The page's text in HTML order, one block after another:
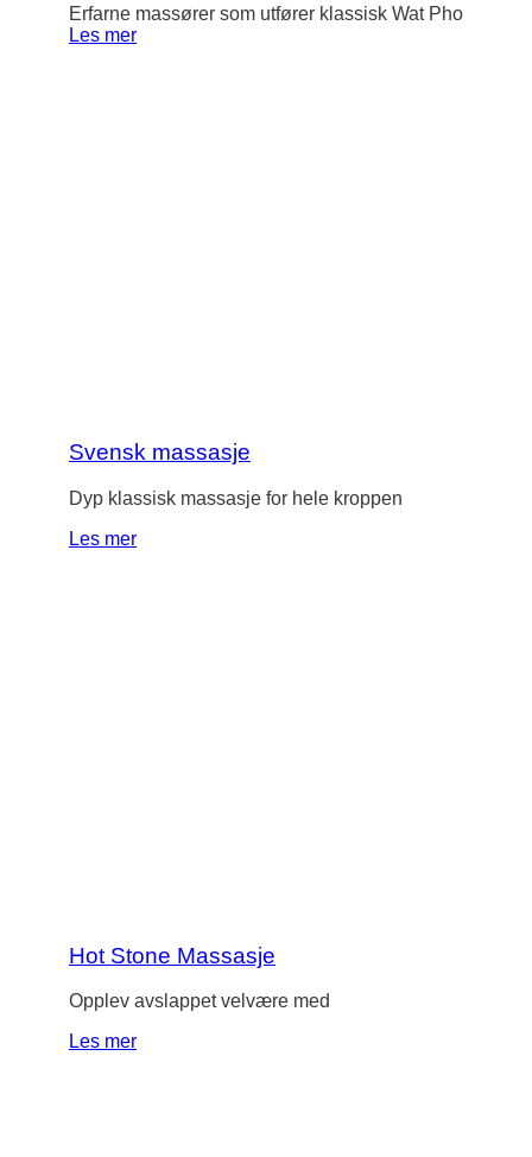
Erfarne massører som utfører klassisk Wat Pho
Les mer
Svensk massasje
Dyp klassisk massasje for hele kroppen
Les mer
Hot Stone Massasje
Opplev avslappet velvære med
Les mer